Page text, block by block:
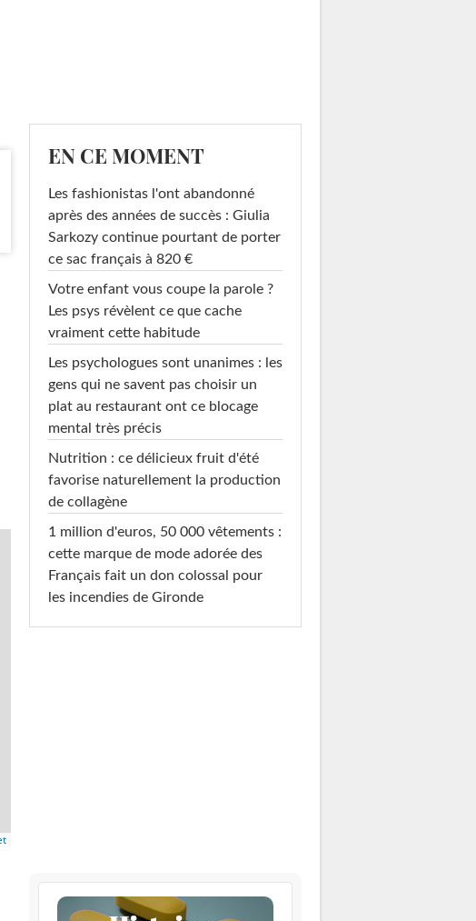
EN CE MOMENT
Les fashionistas l'ont abandonné
après des années de succès : Giulia
Sarkozy continue pourtant de porter
ce sac français à 820 €
Votre enfant vous coupe la parole ?
Les psys révèlent ce que cache
vraiment cette habitude
Les psychologues sont unanimes : les
gens qui ne savent pas choisir un
plat au restaurant ont ce blocage
mental très précis
Nutrition : ce délicieux fruit d'été
favorise naturellement la production
de collagène
1 million d'euros, 50 000 vêtements :
cette marque de mode adorée des
Français fait un don colossal pour
les incendies de Gironde